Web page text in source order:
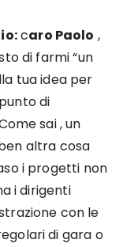
caro Paolo ,
di farmi “un
tua idea per
di
sai , un
altra cosa
i progetti non
i dirigenti
con le
di gara o